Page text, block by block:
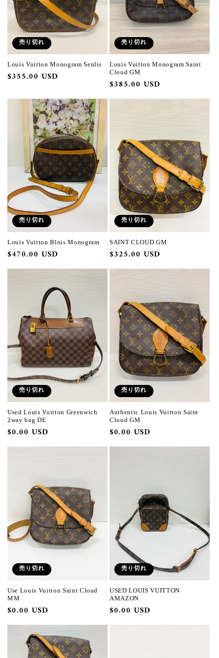
売り切れ
Louis Vuitton Monogram Senlis
通
価
$355.00 USD
売り切れ
Louis Vuitton Monogram Saint
Cloud GM
通
常
$385.00 USD
売り切れ
Louis Vuitton Blois Monogram
通
常
$470.00 USD
売り切れ
SAINT CLOUD GM
通
常
$325.00 USD
売り切れ
Used Louis Vuitton Greenwich
2way bag DE
通
常
$0.00 USD
売り切れ
Authentic Louis Vuitton Saint
Cloud GM
通
常
$0.00 USD
売り切れ
Use Louis Vuitton Saint Cloud
MM
通
常
$0.00 USD
売り切れ
USED LOUIS VUITTON
AMAZON
通
常
$0.00 USD